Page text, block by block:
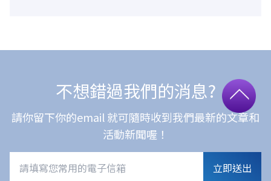
不想錯過我們的消息?
請你留下你的email 就可隨時收到我們最新的文章和
活動新聞喔！
立即送出